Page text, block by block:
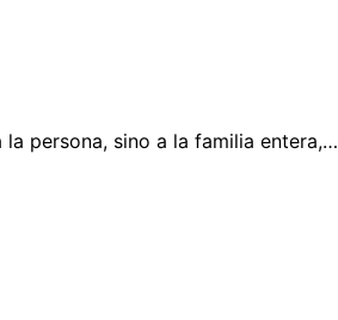
persona, sino a la familia entera,…